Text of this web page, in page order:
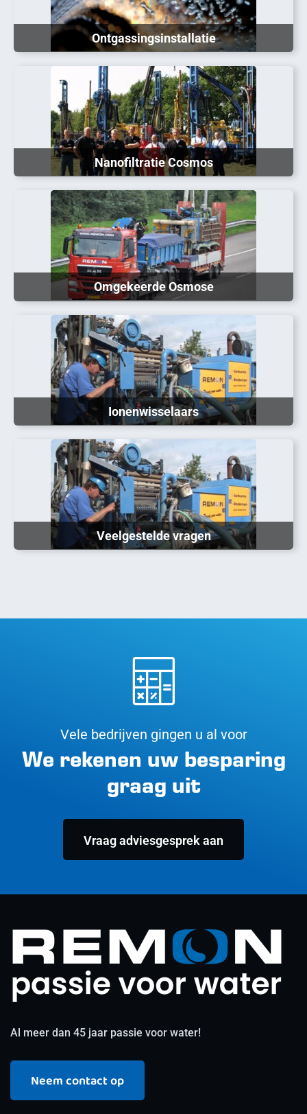
Ontgassingsinstallatie
Nanofiltratie Cosmos
Omgekeerde Osmose
Ionenwisselaars
Veelgestelde vragen
Vele bedrijven gingen u al voor
We rekenen uw besparing
graag uit
Vraag adviesgesprek aan
Al meer dan 45 jaar passie voor water!
Neem contact op